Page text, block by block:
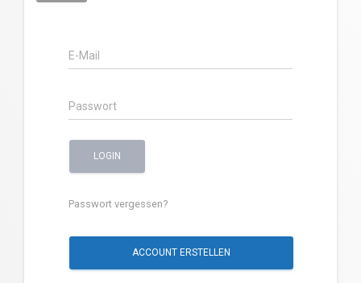
LOGIN
Passwort vergessen?
ACCOUNT ERSTELLEN